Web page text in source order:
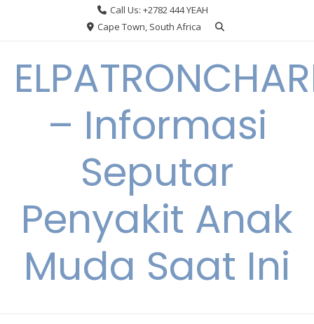
Call Us: +2782 444 YEAH
Cape Town, South Africa
– Informasi
Seputar
Penyakit Anak
Muda Saat Ini